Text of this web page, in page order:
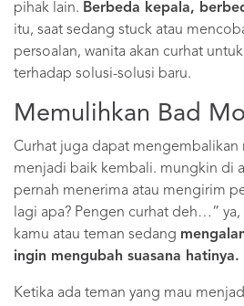
pihak lain. Berbeda kepala,
itu, saat sedang stuck atau
persoalan, wanita akan curhat
terhadap solusi-solusi baru.
Memulihkan Bad
Curhat juga dapat mengembalikan
menjadi baik kembali. mungkin di
pernah menerima atau mengirim
lagi apa? Pengen curhat deh…” ya,
kamu atau teman sedang
ingin mengubah suasana hatinya.
Ketika ada teman yang mau